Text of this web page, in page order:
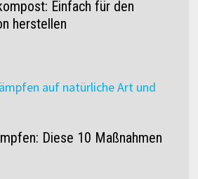
Einfach für den
herstellen
Diese 10 Maßnahmen